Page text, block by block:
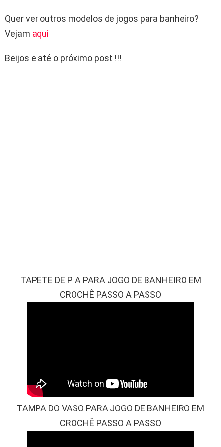
Quer ver outros modelos de jogos para banheiro?
Vejam aqui
Beijos e até o próximo post !!!
TAPETE DE PIA PARA JOGO DE BANHEIRO EM
CROCHÊ PASSO A PASSO
TAMPA DO VASO PARA JOGO DE BANHEIRO EM
CROCHÊ PASSO A PASSO